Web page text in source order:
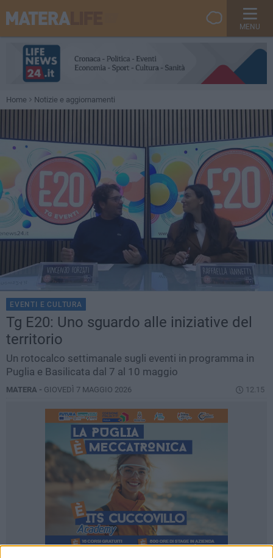
MENU
Home Notizie e aggiornamenti
EVENTI E CULTURA
Tg E20: Uno sguardo alle iniziative del
territorio
Un rotocalco settimanale sugli eventi in programma in
Puglia e Basilicata dal 7 al 10 maggio
MATERA - GIOVEDÌ 7 MAGGIO 2026 12.15